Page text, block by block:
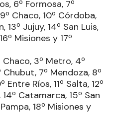
6º Formosa, 7º
Chaco, 10º Córdoba,
13º Jujuy, 14º San Luis,
Misiones y 17º
Chaco, 3º Metro, 4º
7º Mendoza, 8º
Entre Ríos, 11º Salta, 12º
Catamarca, 15º San
18º Misiones y